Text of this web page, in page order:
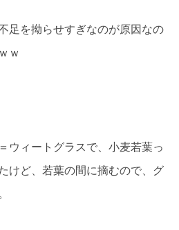
足を拗らせすぎなのが原因なの
ｗ
ウィートグラスで、小麦若葉っ
けど、若葉の間に摘むので、グ